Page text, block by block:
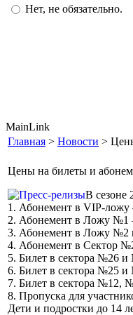
Нет, не обязательно.
MainLink
Главная > Новости >
Цены на билеты и
В сезоне
1. Абонемент в VIP-ложу
2. Абонемент в Ложу №1
3. Абонемент в Ложу №2
4. Абонемент в Сектор
5. Билет в сектора №26
6. Билет в сектора №25
7. Билет в сектора №12,
8. Пропуска для
Дети и подростки до 14